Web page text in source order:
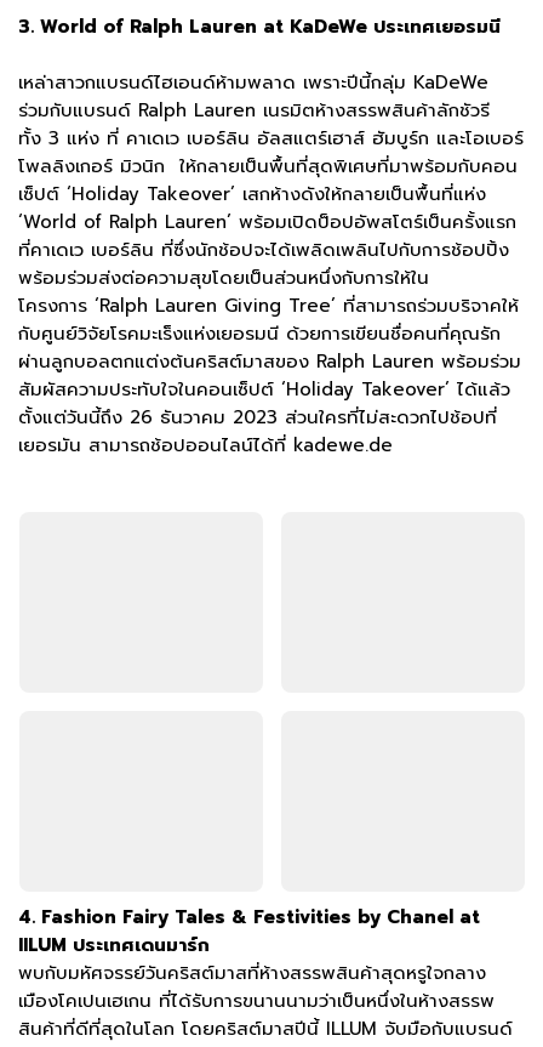
3. World of Ralph Lauren at KaDeWe ประเทศเยอรมนี
เหล่าสาวกแบรนด์ไฮเอนด์ห้ามพลาด เพราะปีนี้กลุ่ม KaDeWe
ร่วมกับแบรนด์ Ralph Lauren เนรมิตห้างสรรพสินค้าลักชัวรี
ทั้ง 3 แห่ง ที่ คาเดเว เบอร์ลิน อัลสแตร์เฮาส์ ฮัมบูร์ก และโอเบอร์
โพลลิงเกอร์ มิวนิก ให้กลายเป็นพื้นที่สุดพิเศษที่มาพร้อมกับคอน
เซ็ปต์ ‘Holiday Takeover’ เสกห้างดังให้กลายเป็นพื้นที่แห่ง
‘World of Ralph Lauren’ พร้อมเปิดป็อปอัพสโตร์เป็นครั้งแรก
ที่คาเดเว เบอร์ลิน ที่ซึ่งนักช้อปจะได้เพลิดเพลินไปกับการช้อปปิ้ง
พร้อมร่วมส่งต่อความสุขโดยเป็นส่วนหนึ่งกับการให้ใน
โครงการ ‘Ralph Lauren Giving Tree’ ที่สามารถร่วมบริจาคให้
กับศูนย์วิจัยโรคมะเร็งแห่งเยอรมนี ด้วยการเขียนชื่อคนที่คุณรัก
ผ่านลูกบอลตกแต่งต้นคริสต์มาสของ Ralph Lauren พร้อมร่วม
สัมผัสความประทับใจในคอนเซ็ปต์ ‘Holiday Takeover’ ได้แล้ว
ตั้งแต่วันนี้ถึง 26 ธันวาคม 2023 ส่วนใครที่ไม่สะดวกไปช้อปที่
เยอรมัน สามารถช้อปออนไลน์ได้ที่ kadewe.de
4. Fashion Fairy Tales & Festivities by Chanel at
IILUM ประเทศเดนมาร์ก
พบกับมหัศจรรย์วันคริสต์มาสที่ห้างสรรพสินค้าสุดหรูใจกลาง
เมืองโคเปนเฮเกน ที่ได้รับการขนานนามว่าเป็นหนึ่งในห้างสรรพ
สินค้าที่ดีที่สุดในโลก โดยคริสต์มาสปีนี้ ILLUM จับมือกับแบรนด์